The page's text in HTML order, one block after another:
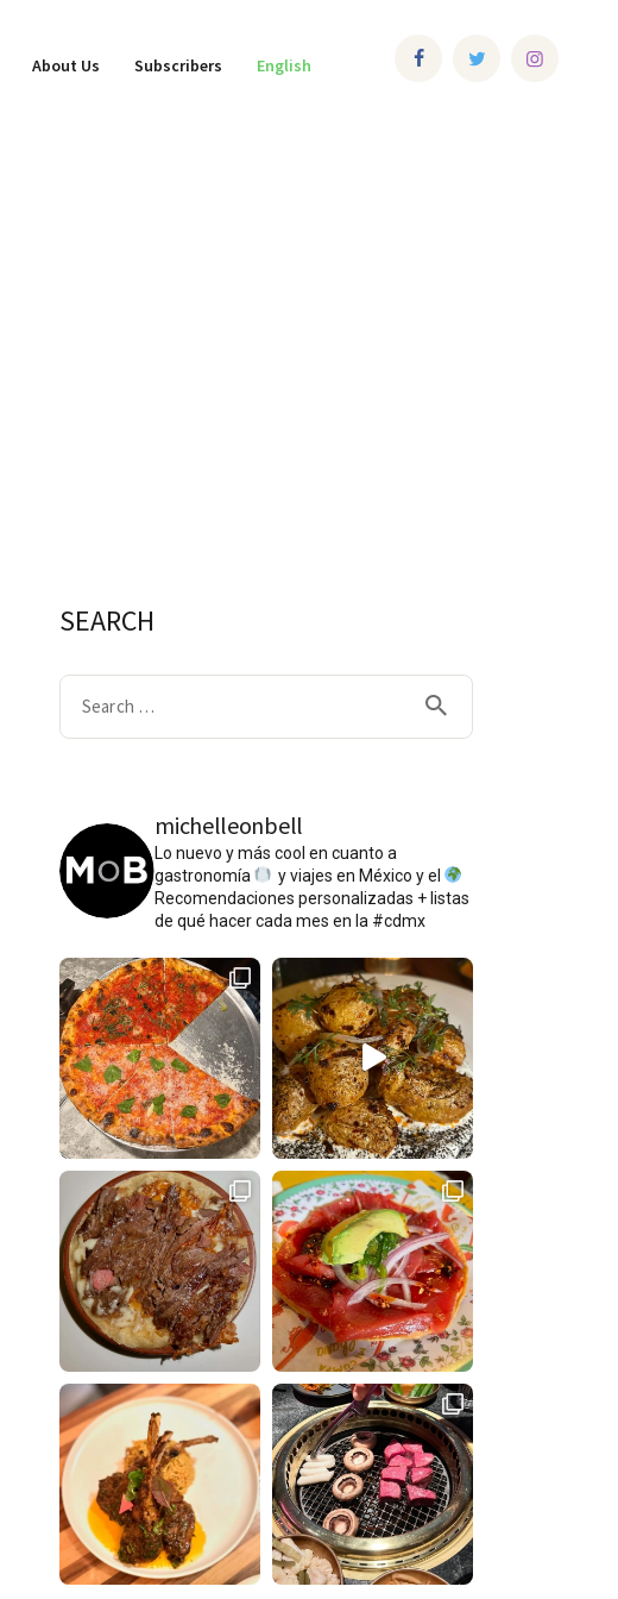
About Us Subscribers English
SEARCH
michelleonbell
Lo nuevo y más cool en cuanto a
gastronomía
y viajes en México y el
Recomendaciones personalizadas + listas
de qué hacer cada mes en la #cdmx